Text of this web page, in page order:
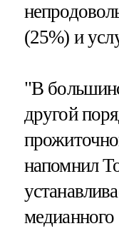
(25%) и
"В
другой
напомнил